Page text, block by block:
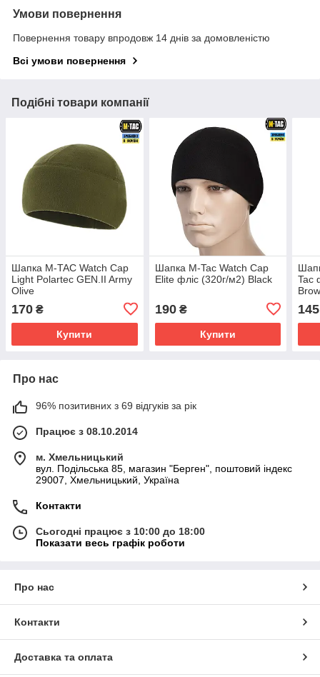
Умови повернення
Повернення товару впродовж 14 днів за домовленістю
Всі умови повернення
Подібні товари компанії
Шапка M-TAC Watch Cap
Light Polartec GEN.II Army
Olive
170 ₴
Купити
Шапка M-Tac Watch Cap
Elite фліс (320г/м2) Black
190₴
Купити
Tac
145
Про нас
96% позитивних з 69 відгуків за рік
Працює з 08.10.2014
м. Хмельницький
вул. Подільська 85, магазин "Берген", поштовий індекс
29007, Хмельницький, Україна
Контакти
Сьогодні працює з 10:00 до 18:00
Показати весь графік роботи
Про нас
Контакти
Доставка та оплата